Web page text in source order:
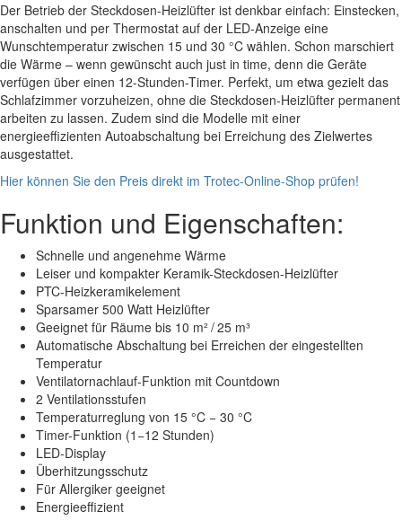
Der Betrieb der Steckdosen-Heizlüfter ist denkbar einfach: Einstecken,
anschalten und per Thermostat auf der LED-Anzeige eine
Wunschtemperatur zwischen 15 und 30 °C wählen. Schon marschiert
die Wärme – wenn gewünscht auch just in time, denn die Geräte
verfügen über einen 12-Stunden-Timer. Perfekt, um etwa gezielt das
Schlafzimmer vorzuheizen, ohne die Steckdosen-Heizlüfter permanent
arbeiten zu lassen. Zudem sind die Modelle mit einer
energieeffizienten Autoabschaltung bei Erreichung des Zielwertes
ausgestattet.
Hier können Sie den Preis direkt im Trotec-Online-Shop prüfen!
Funktion und Eigenschaften:
Schnelle und angenehme Wärme
Leiser und kompakter Keramik-Steckdosen-Heizlüfter
PTC-Heizkeramikelement
Sparsamer 500 Watt Heizlüfter
Geeignet für Räume bis 10 m² / 25 m³
Automatische Abschaltung bei Erreichen der eingestellten
Temperatur
Ventilatornachlauf-Funktion mit Countdown
2 Ventilationsstufen
Temperaturreglung von 15 °C − 30 °C
Timer-Funktion (1−12 Stunden)
LED-Display
Überhitzungsschutz
Für Allergiker geeignet
Energieeffizient